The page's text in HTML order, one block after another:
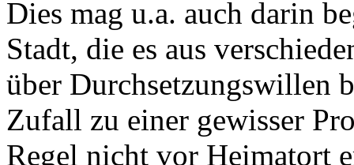
Dies mag u.a. auch darin
Stadt, die es aus
über Durchsetzungswillen
Zufall zu einer gewisser
Regel nicht vor Heimatort